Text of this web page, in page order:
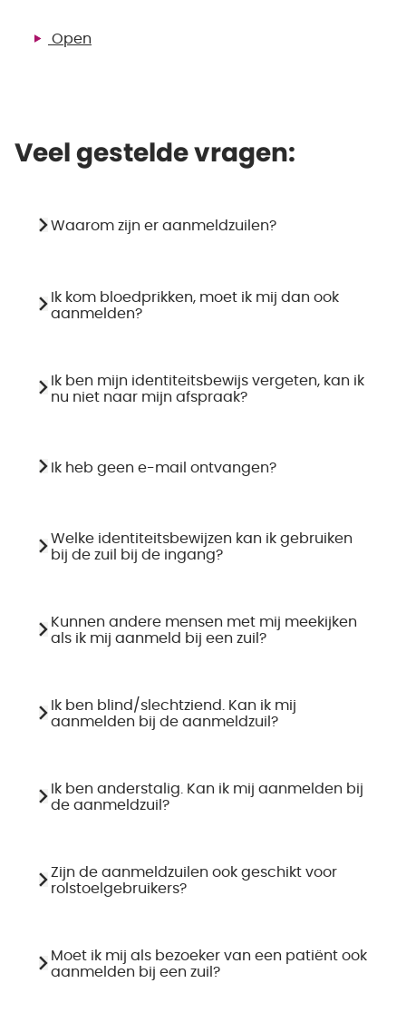
Open
Veel gestelde vragen:
Waarom zijn er aanmeldzuilen?
Ik kom bloedprikken, moet ik mij dan ook
aanmelden?
Ik ben mijn identiteitsbewijs vergeten, kan ik
nu niet naar mijn afspraak?
Ik heb geen e-mail ontvangen?
Welke identiteitsbewijzen kan ik gebruiken
bij de zuil bij de ingang?
Kunnen andere mensen met mij meekijken
als ik mij aanmeld bij een zuil?
Ik ben blind/slechtziend. Kan ik mij
aanmelden bij de aanmeldzuil?
Ik ben anderstalig. Kan ik mij aanmelden bij
de aanmeldzuil?
Zijn de aanmeldzuilen ook geschikt voor
rolstoelgebruikers?
Moet ik mij als bezoeker van een patiënt ook
aanmelden bij een zuil?